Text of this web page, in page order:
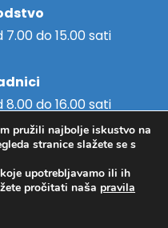
do 15.00 sati
do 16.00 sati
Izrada web stranica
/
pružili najbolje iskustvo na
stranice slažete se s
upotrebljavamo ili ih
pročitati naša pravila